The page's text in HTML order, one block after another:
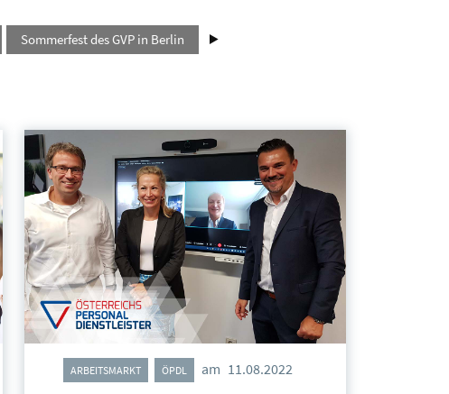
Sommerfest des GVP in Berlin
ARBEITSMARKT ÖPDL am 11.08.2022